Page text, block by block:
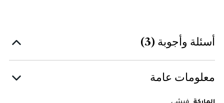
أسئلة وأجوبة (3)
معلومات عامة